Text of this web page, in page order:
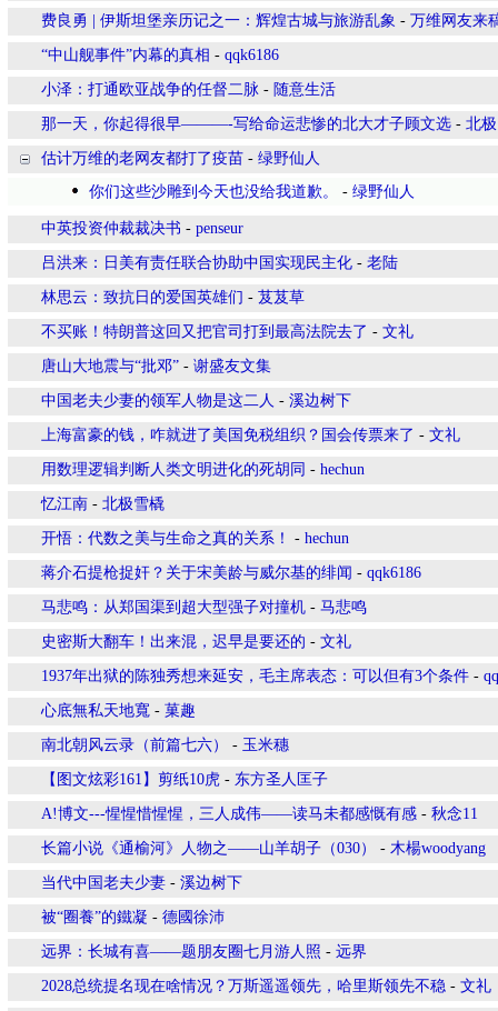
费良勇 | 伊斯坦堡亲历记之一：辉煌古城与旅游乱象 - 万维网友来
“中山舰事件”内幕的真相 - qqk6186
小泽：打通欧亚战争的任督二脉 - 随意生活
那一天，你起得很早———-写给命运悲惨的北大才子顾文选 - 北
估计万维的老网友都打了疫苗 - 绿野仙人
你们这些沙雕到今天也没给我道歉。
- 绿野仙人
中英投资仲裁裁决书 - penseur
吕洪来：日美有责任联合协助中国实现民主化 - 老陆
林思云：致抗日的爱国英雄们 - 芨芨草
不买账！特朗普这回又把官司打到最高法院去了 - 文礼
唐山大地震与“批邓” - 谢盛友文集
中国老夫少妻的领军人物是这二人 - 溪边树下
上海富豪的钱，咋就进了美国免税组织？国会传票来了 - 文礼
用数理逻辑判断人类文明进化的死胡同 - hechun
忆江南 - 北极雪橇
开悟：代数之美与生命之真的关系！ - hechun
蒋介石提枪捉奸？关于宋美龄与威尔基的绯闻 - qqk6186
马悲鸣：从郑国渠到超大型强子对撞机 - 马悲鸣
史密斯大翻车！出来混，迟早是要还的 - 文礼
1937年出狱的陈独秀想来延安，毛主席表态：可以但有3个条件 -
心底無私天地寬 - 菓趣
南北朝风云录（前篇七六） - 玉米穗
【图文炫彩161】剪纸10虎 - 东方圣人匡子
A!博文---惺惺惜惺惺，三人成伟——读马未都感慨有感 - 秋念11
长篇小说《通榆河》人物之——山羊胡子（030） - 木楊woodyang
当代中国老夫少妻 - 溪边树下
被“圈養”的鐵凝 - 德國徐沛
远界：长城有喜——题朋友圈七月游人照 - 远界
2028总统提名现在啥情况？万斯遥遥领先，哈里斯领先不稳 - 文礼